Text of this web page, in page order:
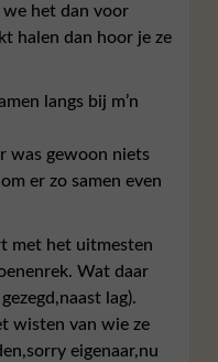
we het dan voor
halen dan hoor je ze
langs bij m’n
was gewoon niets
er zo samen even
met het uitmesten
Wat daar
lag).
wisten van wie ze
eigenaar,nu